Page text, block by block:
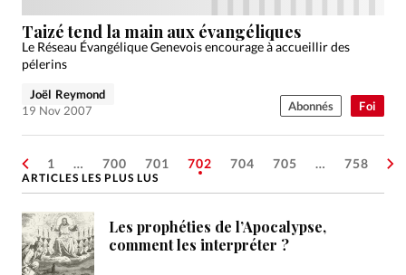
Foi
Taizé tend la main aux évangéliques
Le Réseau Évangélique Genevois encourage à accueillir des
pélerins
Joël Reymond
19 Nov 2007
Abonnés
1 … 700 701 702 704 705 … 758
ARTICLES LES PLUS LUS
Les prophéties de l’Apocalypse,
comment les interpréter ?